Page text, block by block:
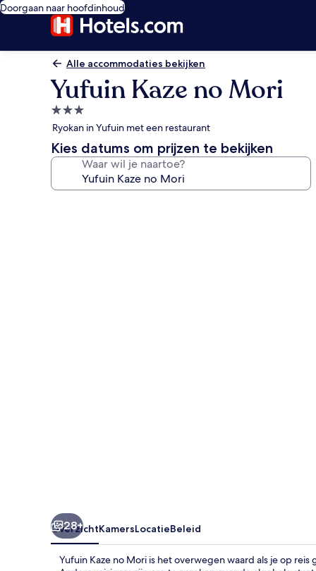
Doorgaan naar hoofdinhoud
Alle accommodaties bekijken
Yufuin Kaze no Mori
3.0-
sterrenaccommodatie
Ryokan in Yufuin met een restaurant
Kies datums om prijzen te bekijken
Waar wil je naartoe?
28+
OverzichtKamersLocatieBeleid
Yufuin Kaze no Mori is het overwegen waard als je op